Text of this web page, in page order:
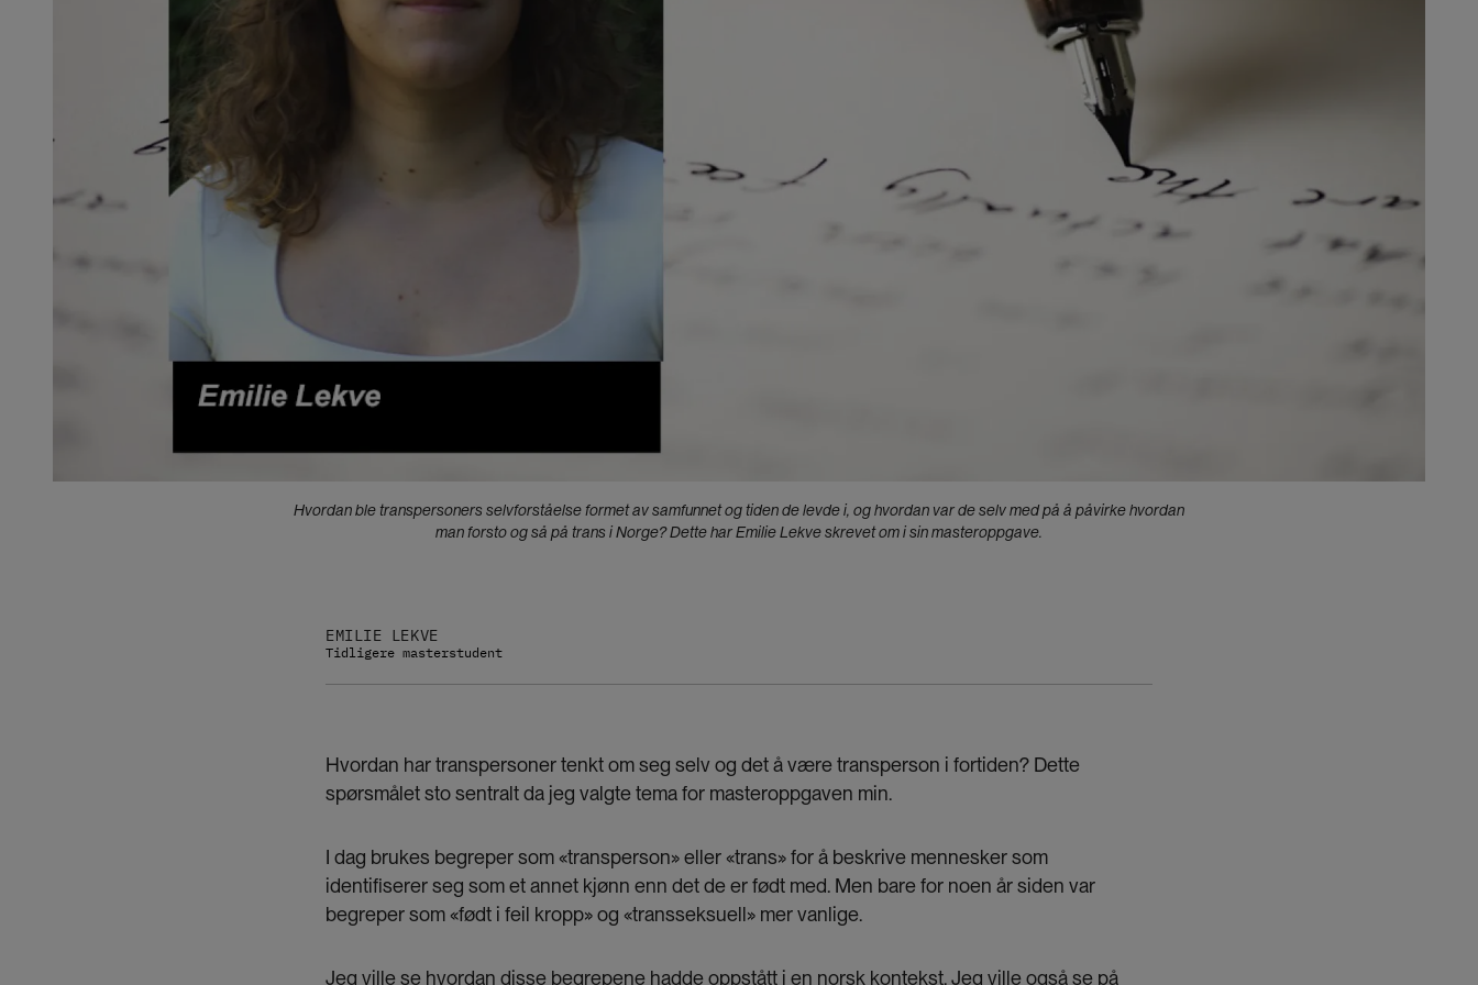
Hvordan ble transpersoners selvforståelse formet av samfunnet og tiden de levde i, og hvordan var de selv med på å påvirke hvordan
man forsto og så på trans i Norge? Dette har Emilie Lekve skrevet om i sin masteroppgave.
EMILIE LEKVE
Tidligere masterstudent
Hvordan har transpersoner tenkt om seg selv og det å være transperson i fortiden? Dette
spørsmålet sto sentralt da jeg valgte tema for masteroppgaven min.
I dag brukes begreper som «transperson» eller «trans» for å beskrive mennesker som
identifiserer seg som et annet kjønn enn det de er født med. Men bare for noen år siden var
begreper som «født i feil kropp» og «transseksuell» mer vanlige.
Jeg ville se hvordan disse begrepene hadde oppstått i en norsk kontekst. Jeg ville også se på